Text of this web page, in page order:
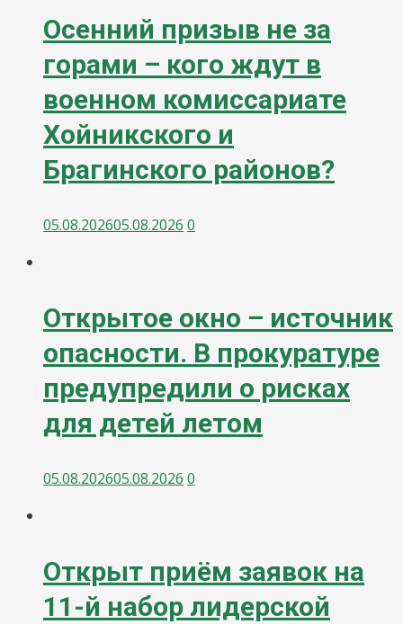
Осенний призыв не за
горами – кого ждут в
военном комиссариате
Хойникского и
Брагинского районов?
05.08.202605.08.2026 0
Открытое окно – источник
опасности. В прокуратуре
предупредили о рисках
для детей летом
05.08.202605.08.2026 0
Открыт приём заявок на
11-й набор лидерской